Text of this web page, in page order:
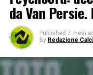
da Van
Published 7 mesi
By Redazione